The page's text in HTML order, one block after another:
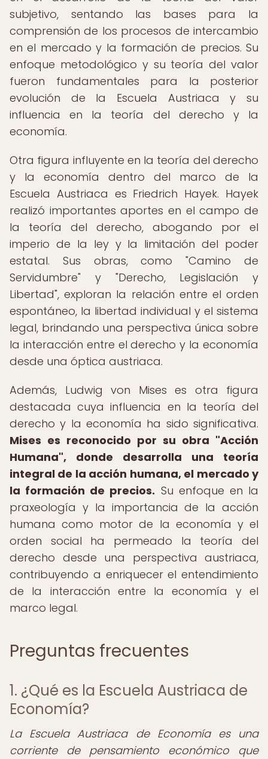
subjetivo, sentando las bases para la
comprensión de los procesos de intercambio
en el mercado y la formación de precios. Su
enfoque metodológico y su teoría del valor
fueron fundamentales para la posterior
evolución de la Escuela Austriaca y su
influencia en la teoría del derecho y la
economía.
Otra figura influyente en la teoría del derecho
y la economía dentro del marco de la
Escuela Austriaca es Friedrich Hayek. Hayek
realizó importantes aportes en el campo de
la teoría del derecho, abogando por el
imperio de la ley y la limitación del poder
estatal. Sus obras, como "Camino de
Servidumbre" y "Derecho, Legislación y
Libertad", exploran la relación entre el orden
espontáneo, la libertad individual y el sistema
legal, brindando una perspectiva única sobre
la interacción entre el derecho y la economía
desde una óptica austriaca.
Además, Ludwig von Mises es otra figura
destacada cuya influencia en la teoría del
derecho y la economía ha sido significativa.
Mises es reconocido por su obra "Acción
Humana", donde desarrolla una teoría
integral de la acción humana, el mercado y
la formación de precios. Su enfoque en la
praxeología y la importancia de la acción
humana como motor de la economía y el
orden social ha permeado la teoría del
derecho desde una perspectiva austriaca,
contribuyendo a enriquecer el entendimiento
de la interacción entre la economía y el
marco legal.
Preguntas frecuentes
1. ¿Qué es la Escuela Austriaca de
Economía?
La Escuela Austriaca de Economía es una
corriente de pensamiento económico que